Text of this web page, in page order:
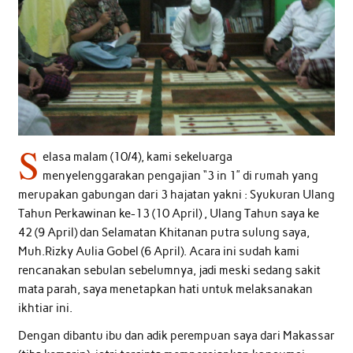
S elasa malam (10/4), kami sekeluarga
menyelenggarakan pengajian “3 in 1” di rumah yang
merupakan gabungan dari 3 hajatan yakni : Syukuran Ulang
Tahun Perkawinan ke-13 (10 April) , Ulang Tahun saya ke
42 (9 April) dan Selamatan Khitanan putra sulung saya,
Muh.Rizky Aulia Gobel (6 April). Acara ini sudah kami
rencanakan sebulan sebelumnya, jadi meski sedang sakit
mata parah, saya menetapkan hati untuk melaksanakan
ikhtiar ini.
Dengan dibantu ibu dan adik perempuan saya dari Makassar